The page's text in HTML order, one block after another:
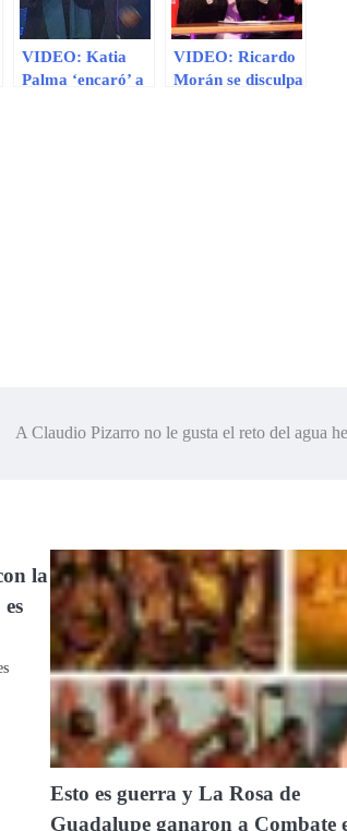
VIDEO: Katia
Palma ‘encaró’ a
VIDEO: Ricardo
Morán se disculpa
A Claudio Pizarro no le gusta el reto del agua
la
Esto es guerra y La Rosa de
Guadalupe ganaron a Combate